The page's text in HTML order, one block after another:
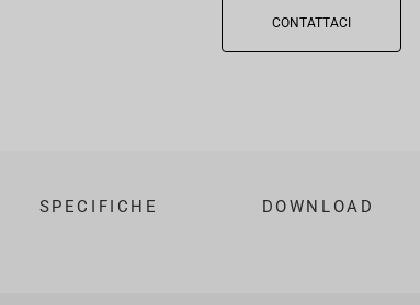
CONTATTACI
SPECIFICHE DOWNLOAD